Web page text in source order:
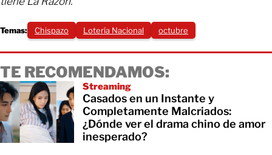
Temas: Chispazo Lotería Nacional octubre
TE RECOMENDAMOS:
Streaming
Casados en un Instante y
Completamente Malcriados:
¿Dónde ver el drama chino de amor
inesperado?